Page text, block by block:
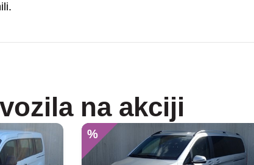
na akciji
%